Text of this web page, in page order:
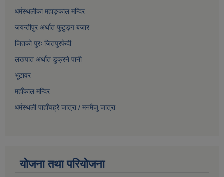
धर्मस्थलीका महाङ्काल मन्दिर
जयन्तीपुर अर्थात फुटुङ्ग बजार
जितको पुरः जितपुरफेदी
लखपात अर्थात डुक्रने पानी
भूटावर
महाँकाल मन्दिर
धर्मस्थली पाहाँचह्रे जात्रा / मनमैजु जात्रा
योजना तथा परियोजना